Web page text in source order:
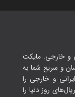
و خارجی. مایکت
و سریع شما به
و خارجی را
روز دنیا را